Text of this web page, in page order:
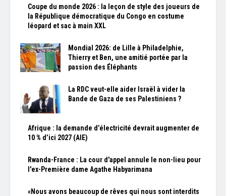
Coupe du monde 2026 : la leçon de style des joueurs de
la République démocratique du Congo en costume
léopard et sac à main XXL
Mondial 2026: de Lille à Philadelphie,
Thierry et Ben, une amitié portée par la
passion des Éléphants
La RDC veut-elle aider Israël à vider la
Bande de Gaza de ses Palestiniens ?
Afrique : la demande d’électricité devrait augmenter de
10 % d’ici 2027 (AIE)
Rwanda-France : La cour d'appel annule le non-lieu pour
l'ex-Première dame Agathe Habyarimana
«Nous avons beaucoup de rêves qui nous sont interdits